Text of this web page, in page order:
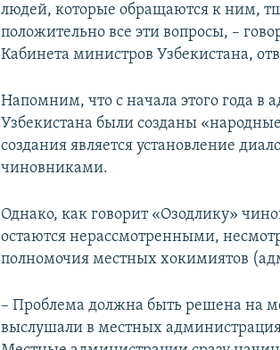
людей, которые обращаются к ним,
положительно все эти вопросы, –
Кабинета министров Узбекистана,
Напомним, что с начала этого года в
Узбекистана были созданы
создания является установление
чиновниками.
Однако, как говорит «Озодлику»
остаются нерассмотренными,
полномочия местных хокимиятов
– Проблема должна быть решена на
выслушали в местных